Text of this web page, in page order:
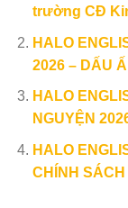
trường CĐ
HALO
2026 – DẤU
HALO
NGUYỆN
HALO
CHÍNH